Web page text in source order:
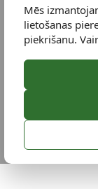
Mēs
lietošanas
piekrišanu.